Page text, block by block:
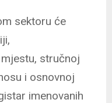
sektoru će
stručnoj
i osnovnoj
imenovanih